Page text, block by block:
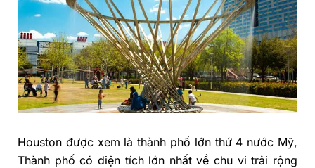
Houston được xem là thành phố lớn thứ 4 nước Mỹ,
Thành phố có diện tích lớn nhất về chu vi trải rộng